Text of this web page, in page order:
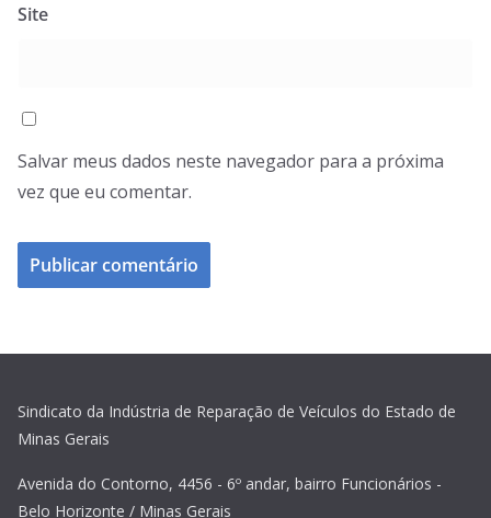
Site
Salvar meus dados neste navegador para a próxima
vez que eu comentar.
Sindicato da Indústria de Reparação de Veículos do Estado de
Minas Gerais
Avenida do Contorno, 4456 - 6º andar, bairro Funcionários -
Belo Horizonte / Minas Gerais